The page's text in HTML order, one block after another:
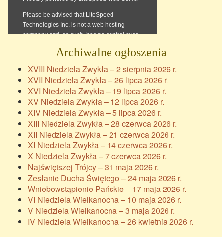
Archiwalne ogłoszenia
XVIII Niedziela Zwykła – 2 sierpnia 2026 r.
XVII Niedziela Zwykła – 26 lipca 2026 r.
XVI Niedziela Zwykła – 19 lipca 2026 r.
XV Niedziela Zwykła – 12 lipca 2026 r.
XIV Niedziela Zwykła – 5 lipca 2026 r.
XIII Niedziela Zwykła – 28 czerwca 2026 r.
XII Niedziela Zwykła – 21 czerwca 2026 r.
XI Niedziela Zwykła – 14 czerwca 2026 r.
X Niedziela Zwykła – 7 czerwca 2026 r.
Najświętszej Trójcy – 31 maja 2026 r.
Zesłanie Ducha Świętego – 24 maja 2026 r.
Wniebowstąpienie Pańskie – 17 maja 2026 r.
VI Niedziela Wielkanocna – 10 maja 2026 r.
V Niedziela Wielkanocna – 3 maja 2026 r.
IV Niedziela Wielkanocna – 26 kwietnia 2026 r.